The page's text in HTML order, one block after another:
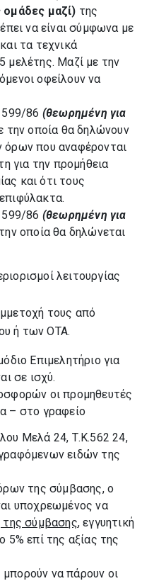
ομάδες μαζί) της
να είναι σύμφωνα με
τα τεχνικά
μελέτης. Μαζί με την
οφείλουν να
86 (θεωρημένη για
την οποία θα δηλώνουν
που αναφέρονται
για την προμήθεια
και ότι τους
86 (θεωρημένη για
οποία θα δηλώνεται
λειτουργίας
τους από
ή των ΟΤΑ.
Επιμελητήριο για
σε ισχύ.
οι προμηθευτές
– στο γραφείο
Μελά 24, Τ.Κ.562 24,
ειδών της
της σύμβασης, ο
υποχρεωμένος να
της σύμβασης, εγγυητική
5% επί της αξίας της
να πάρουν οι